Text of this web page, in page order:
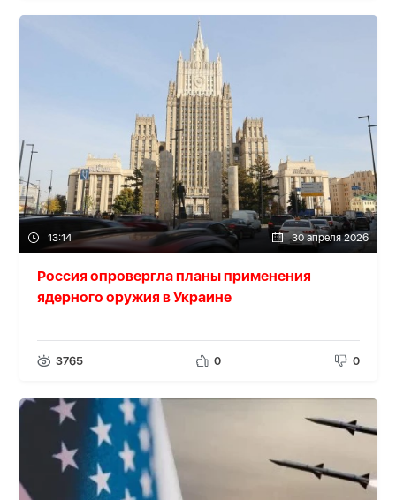
13:14 30 апреля 2026
Россия опровергла планы применения
ядерного оружия в Украине
3765 0 0